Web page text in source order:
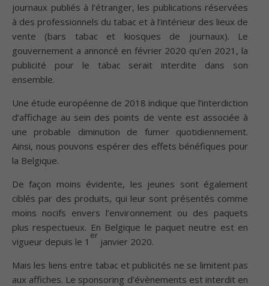
journaux publiés à l’étranger, les publications réservées
à des professionnels du tabac et à l’intérieur des lieux de
vente (bars tabac et kiosques de journaux). Le
gouvernement a annoncé en février 2020 qu’en 2021, la
publicité pour le tabac serait interdite dans son
ensemble.
Une étude européenne de 2018 indique que l’interdiction
d’affichage au sein des points de vente est associée à
une probable diminution de fumer quotidiennement.
Ainsi, nous pouvons espérer des effets bénéfiques pour
la Belgique.
De façon moins évidente, les jeunes sont également
ciblés par des produits, qui leur sont présentés comme
moins nocifs envers l’environnement ou des paquets
plus respectueux. En Belgique le paquet neutre est en
vigueur depuis le 1
er
janvier 2020.
Mais les liens entre tabac et publicités ne se limitent pas
aux affiches. Le sponsoring d’évènements est interdit en